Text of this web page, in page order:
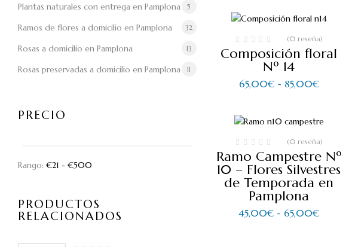
Plantas naturales con entrega en Pamplona 5
Ramos de flores a domicilio en Pamplona 32
Rosas a domicilio en Pamplona 13
Rosas preservadas a domicilio en Pamplona 11
PRECIO
Rango: €21 - €500
PRODUCTOS
RELACIONADOS
hasta
65,00€
(0 reseña)
Composición floral
Nº 14
65,00€ - 85,00€Rango
65,00€
85,00€
(0 reseña)
Ramo Campestre Nº
10 – Flores Silvestres
de Temporada en
Pamplona
45,00€ - 65,00€Rango